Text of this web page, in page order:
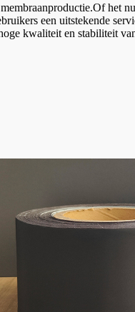
het
een uitstekende
kwaliteit en stabiliteit